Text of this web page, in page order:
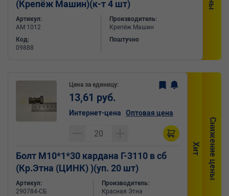
(Крепёж Машин)(к-т 4 шт)
Артикул:
АМ 1012
Код:
09888
Производитель:
Крепёж Машин
Поштучно
Хит Снижение цены
Болт М10*1*30 кардана Г-3110 в сб
(Кр.Этна (ЦИНК) )(уп. 20 шт)
Артикул:
290784-СБ
Производитель:
Красная Этна
Цена за единицу:
13,61 руб.
Интернет-цена Оптовая цена